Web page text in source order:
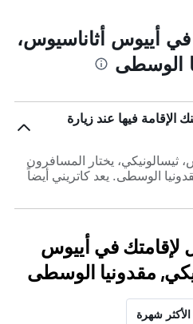
أييوس أثاناسيوس،
الوسطى
الإقامة فيها عند زيارة
ثيسالونيكي، يختار المسافرون
الوسطى. يعد كاتريني أيضاً
لإقامتك في أييوس
مقدونيا الوسطى
شهرة